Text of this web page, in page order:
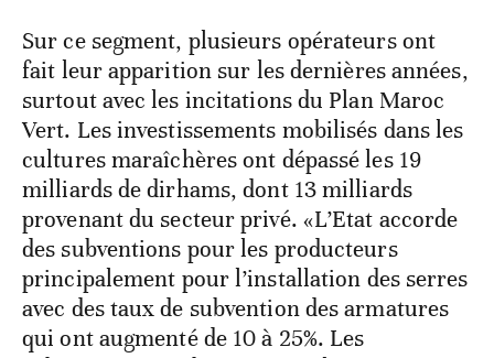
Sur ce segment, plusieurs opérateurs ont
fait leur apparition sur les dernières années,
surtout avec les incitations du Plan Maroc
Vert. Les investissements mobilisés dans les
cultures maraîchères ont dépassé les 19
milliards de dirhams, dont 13 milliards
provenant du secteur privé. «L’Etat accorde
des subventions pour les producteurs
principalement pour l’installation des serres
avec des taux de subvention des armatures
qui ont augmenté de 10 à 25%. Les